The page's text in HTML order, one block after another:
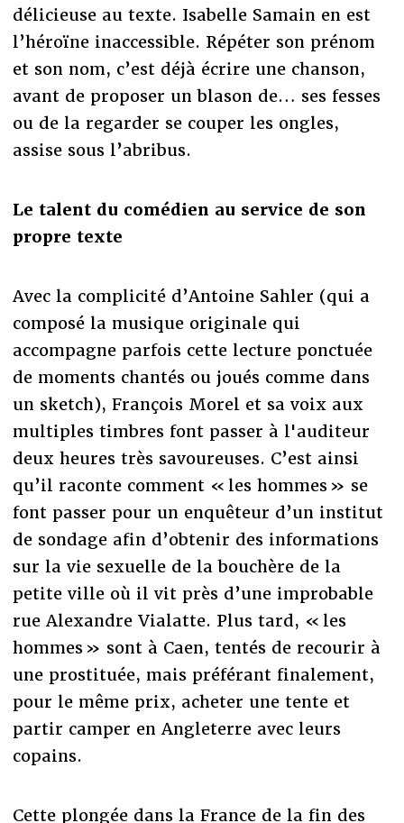
délicieuse au texte. Isabelle Samain en est
l’héroïne inaccessible. Répéter son prénom
et son nom, c’est déjà écrire une chanson,
avant de proposer un blason de… ses fesses
ou de la regarder se couper les ongles,
assise sous l’abribus.
Le talent du comédien au service de son
propre texte
Avec la complicité d’Antoine Sahler (qui a
composé la musique originale qui
accompagne parfois cette lecture ponctuée
de moments chantés ou joués comme dans
un sketch), François Morel et sa voix aux
multiples timbres font passer à l'auditeur
deux heures très savoureuses. C’est ainsi
qu’il raconte comment « les hommes » se
font passer pour un enquêteur d’un institut
de sondage afin d’obtenir des informations
sur la vie sexuelle de la bouchère de la
petite ville où il vit près d’une improbable
rue Alexandre Vialatte. Plus tard, « les
hommes » sont à Caen, tentés de recourir à
une prostituée, mais préférant finalement,
pour le même prix, acheter une tente et
partir camper en Angleterre avec leurs
copains.
Cette plongée dans la France de la fin des